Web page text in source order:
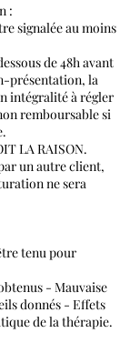
:
signalée au moins
de 48h avant
présentation, la
intégralité à régler
remboursable si
LA RAISON.
un autre client,
ne sera
tenu pour
- Mauvaise
donnés - Effets
de la thérapie.